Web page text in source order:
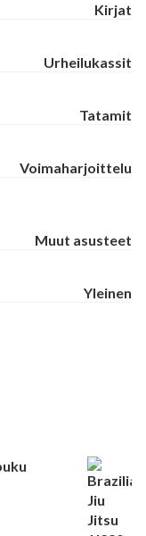
Kirjat
Urheilukassit
Tatamit
Voimaharjoittelu
Muut asusteet
Yleinen